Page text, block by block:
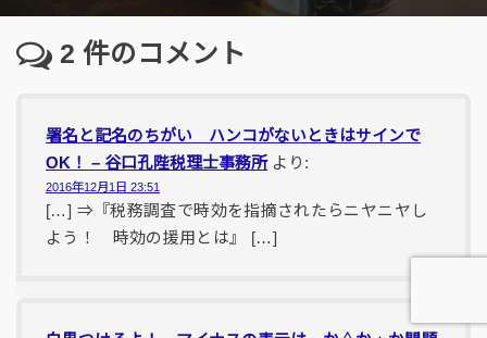
2 件のコメント
署名と記名のちがい ハンコがないときはサインで
OK！ – 谷口孔陛税理士事務所 より:
2016年12月1日 23:51
[…] ⇒『税務調査で時効を指摘されたらニヤニヤし
よう！ 時効の援用とは』 […]